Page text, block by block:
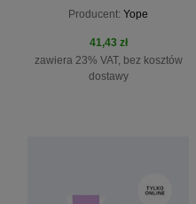
Producent: Yope
41,43 zł
zawiera 23% VAT, bez kosztów
dostawy